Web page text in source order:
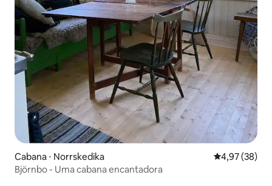
Cabana ⋅ Norrskedika 4,97 de uma
4,97 (38)
Björnbo - Uma cabana encantadora